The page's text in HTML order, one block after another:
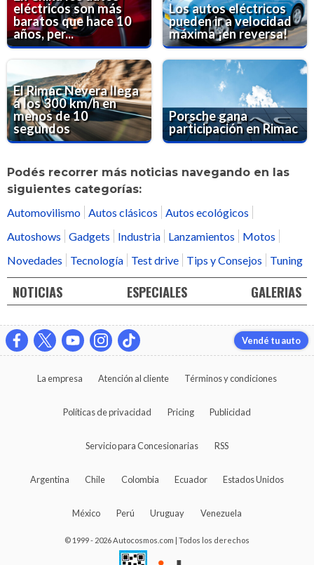
eléctricos son más
baratos que hace 10
años, per...
Los autos eléctricos
pueden ir a velocidad
máxima ¡en reversa!
El Rimac Nevera llega
a los 300 km/h en
menos de 10
segundos
Porsche gana
participación en Rimac
Podés recorrer más noticias navegando en las
siguientes categorías:
Automovilismo Autos clásicos
Autos ecológicos
Autoshows
Gadgets Industria Lanzamientos
Motos
Novedades
Tecnología Test drive Tips y Consejos Tuning
NOTICIAS ESPECIALES GALERIAS
Vendé tu auto
La empresa Atención al cliente Términos y condiciones
Políticas de privacidad Pricing Publicidad
Servicio para Concesionarias RSS
Argentina Chile Colombia Ecuador Estados Unidos
México Perú Uruguay Venezuela
© 1999 - 2026 Autocosmos.com | Todos los derechos